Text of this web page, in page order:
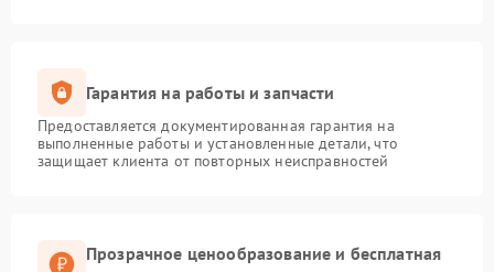
Гарантия на работы и запчасти
Предоставляется документированная гарантия на
выполненные работы и установленные детали, что
защищает клиента от повторных неисправностей
Прозрачное ценообразование и бесплатная